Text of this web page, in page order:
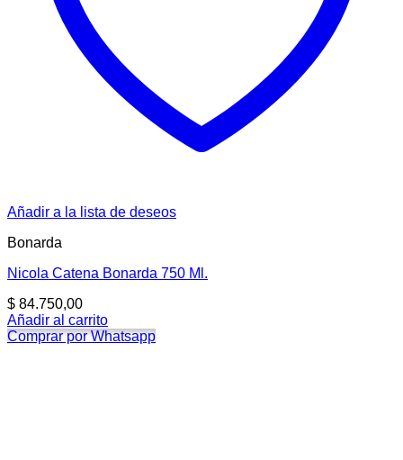
Añadir a la lista de deseos
Bonarda
Nicola Catena Bonarda 750 Ml.
$ 84.750,00
Añadir al carrito
Comprar por Whatsapp